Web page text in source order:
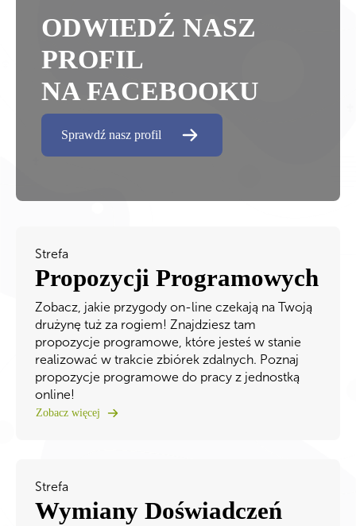
ODWIEDŹ NASZ
PROFIL
NA FACEBOOKU
Sprawdź nasz profil
Strefa
Propozycji Programowych
Zobacz, jakie przygody on-line czekają na Twoją
drużynę tuż za rogiem! Znajdziesz tam
propozycje programowe, które jesteś w stanie
realizować w trakcie zbiórek zdalnych. Poznaj
propozycje programowe do pracy z jednostką
online!
Zobacz więcej
Strefa
Wymiany Doświadczeń